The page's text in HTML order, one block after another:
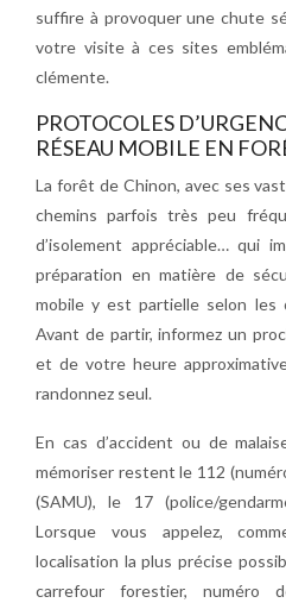
suffire à provoquer une chute
votre visite à ces sites
clémente.
PROTOCOLES
RÉSEAU MOBILE EN
La forêt de Chinon, avec ses
chemins parfois très peu
d’isolement appréciable… qui
préparation en matière de
mobile y est partielle selon les
Avant de partir, informez un
et de votre heure
randonnez seul.
En cas d’accident ou de
mémoriser restent le 112
(SAMU), le 17 (police/
Lorsque vous appelez,
localisation la plus précise
carrefour forestier, numéro